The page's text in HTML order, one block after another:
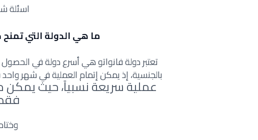
اسئلة
ما هي الدولة التي
تعتبر دولة فانواتو هي أسرع دولة في
بالجنسية، إذ يمكن إتمام العملية في شهر
عملية سريعة نسبياً، حيث